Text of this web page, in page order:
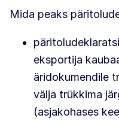
Mida peaks
eksportija
äridokumendile
välja trükkima
(asjakohases